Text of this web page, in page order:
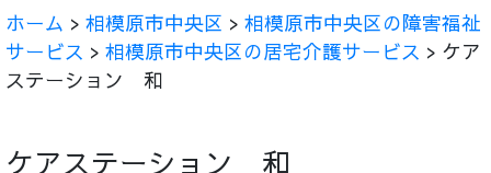
ホーム > 相模原市中央区 > 相模原市中央区の障害福祉
サービス > 相模原市中央区の居宅介護サービス > ケア
ステーション 和
ケアステーション 和